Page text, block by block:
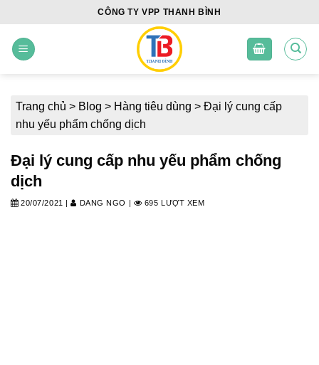
content
CÔNG TY VPP THANH BÌNH
Trang chủ > Blog > Hàng tiêu dùng > Đại lý cung cấp
nhu yếu phẩm chống dịch
Đại lý cung cấp nhu yếu phẩm chống
dịch
20/07/2021 | DANG NGO | 695 LƯỢT XEM